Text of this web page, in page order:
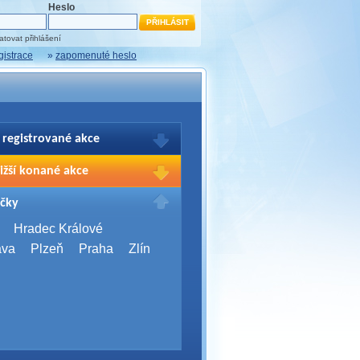
Heslo
přihlášení
» zapomenuté heslo
registrované akce
Vašich registrací na akce
přihlašte.
konané akce
2026
Brno
Server Bootcamp 2026
Hradec Králové
Plzeň Praha Zlín